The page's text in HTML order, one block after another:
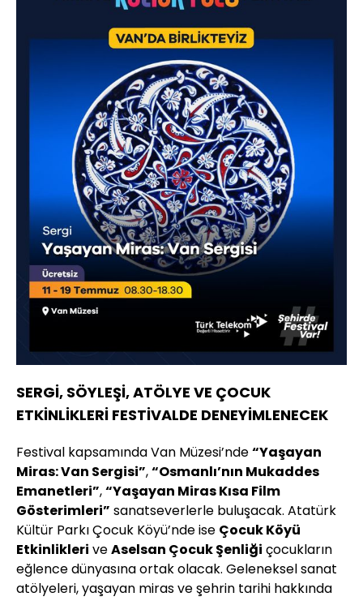
SERGİ, SÖYLEŞİ, ATÖLYE VE ÇOCUK
ETKİNLİKLERİ FESTİVALDE DENEYİMLENECEK
Festival kapsamında Van Müzesi’nde“Yaşayan
Miras: Van Sergisi”,“Osmanlı’nın Mukaddes
Emanetleri”,“Yaşayan Miras Kısa Film
Gösterimleri” sanatseverlerle buluşacak. Atatürk
Kültür Parkı Çocuk Köyü’nde ise Çocuk Köyü
Etkinlikleri veAselsan Çocuk Şenliği çocukların
eğlence dünyasına ortak olacak. Geleneksel sanat
atölyeleri, yaşayan miras ve şehrin tarihi hakkında